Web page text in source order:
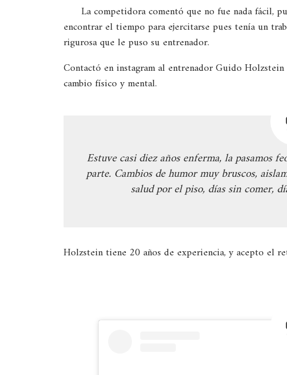
La competidora comentó que no fue nada fácil,
encontrar el tiempo para ejercitarse pues tenía un
rigurosa que le puso su entrenador.
Contactó en instagram al entrenador Guido
cambio físico y mental.
Estuve casi diez años enferma, la pasamos
parte. Cambios de humor muy bruscos,
salud por el piso, días sin comer,
Holzstein tiene 20 años de experiencia, y acepto el